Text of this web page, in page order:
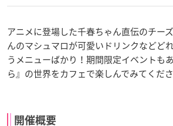
アニメに登場した千春ちゃん直伝のチー
んのマシュマロが可愛いドリンクなどど
うメニューばかり！期間限定イベントも
ら』の世界をカフェで楽しんでみてくださ
開催概要